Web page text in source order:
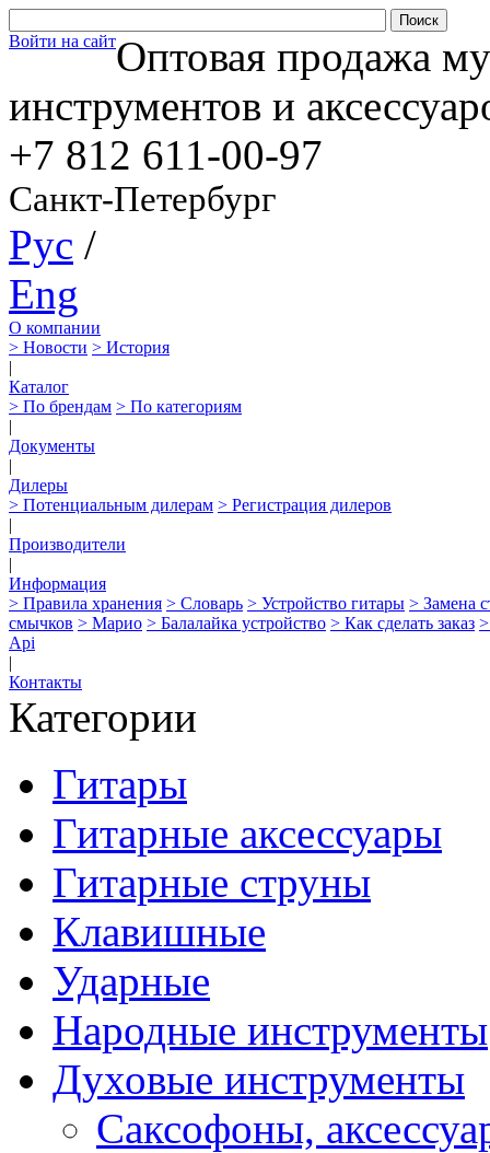
Войти на сайтОптовая продажа
инструментов и
+7 812 611-00-97
Санкт-Петербург
Рус /
Eng
О компании
> Новости > История
|
Каталог
> По брендам > По категориям
|
Документы
|
Дилеры
> Потенциальным дилерам > Регистрация дилеров
|
Производители
|
Информация
> Правила хранения > Словарь > Устройство гитары > Замена
смычков > Марио > Балалайка устройство > Как сделать заказ
Api
|
Контакты
Категории
Гитары
Гитарные аксессуары
Гитарные струны
Клавишные
Ударные
Народные инструменты
Духовые инструменты
Саксофоны,